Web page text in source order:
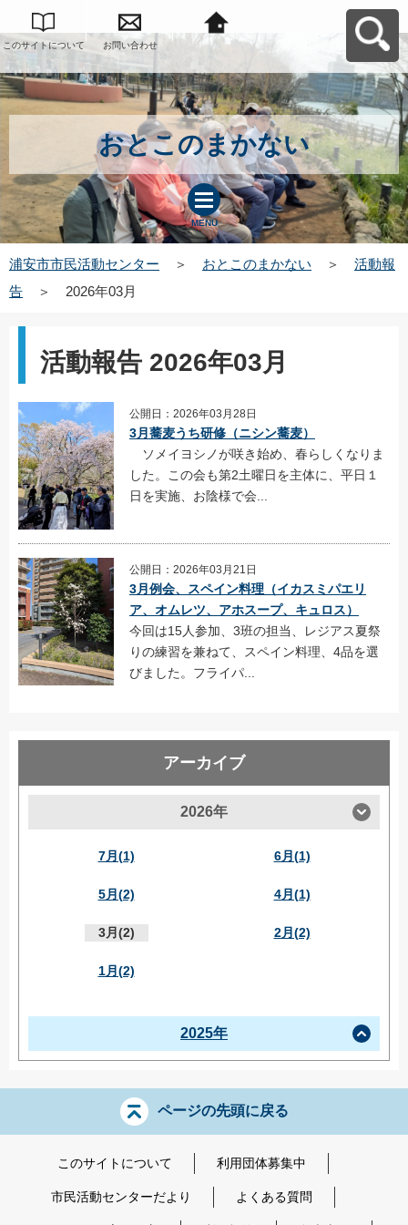
このサイトについて お問い合わせ
浦安市市民活動セン
おとこのまかない
MENU
浦安市市民活動センター ＞ おとこのまかない ＞
活動報
告
＞ 2026年03月
活動報告 2026年03月
公開日：2026年03月28日
3月蕎麦うち研修（ニシン蕎麦）
ソメイヨシノが咲き始め、春らしくなりま
した。この会も第2土曜日を主体に、平日１
日を実施、お陰様で会...
公開日：2026年03月21日
3月例会、スペイン料理（イカスミパエリ
ア、オムレツ、アホスープ、キュロス）
今回は15人参加、3班の担当、レジアス夏祭
りの練習を兼ねて、スペイン料理、4品を選
びました。フライパ...
アーカイブ
2026年
7月(1) 6月(1)
5月(2) 4月(1)
3月(2) 2月(2)
1月(2)
2025年
ページの先頭に戻る
このサイトについて 利用団体募集中
市民活動センターだより よくある質問